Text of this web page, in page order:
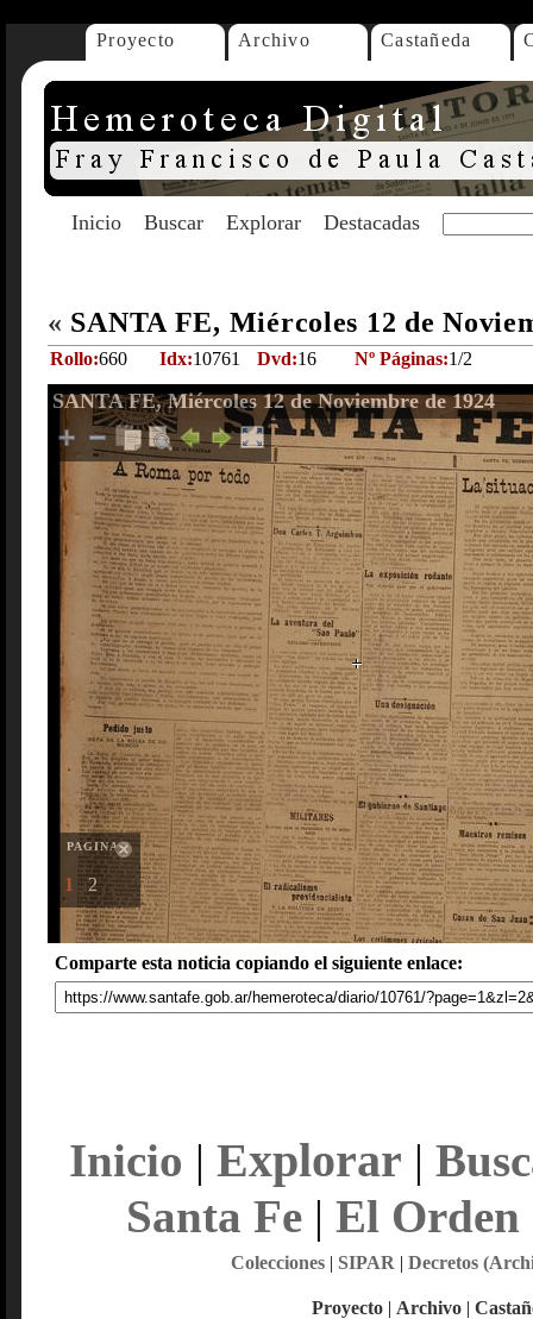
Proyecto Archivo Castañeda
Inicio Buscar Explorar Destacadas
« SANTA FE, Miércoles 12 de
Rollo:660 Idx:10761 Dvd:16 Nº Páginas:1/2
SANTA FE, Miércoles 12 de Noviembre de 1924
PAGINAS
1 2
Comparte esta noticia copiando el siguiente enlace:
Inicio | Explorar |
Santa Fe| El Orden
Colecciones| SIPAR | Decretos
Proyecto | Archivo |